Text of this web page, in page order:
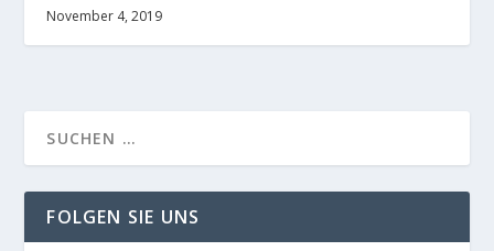
November 4, 2019
FOLGEN SIE UNS